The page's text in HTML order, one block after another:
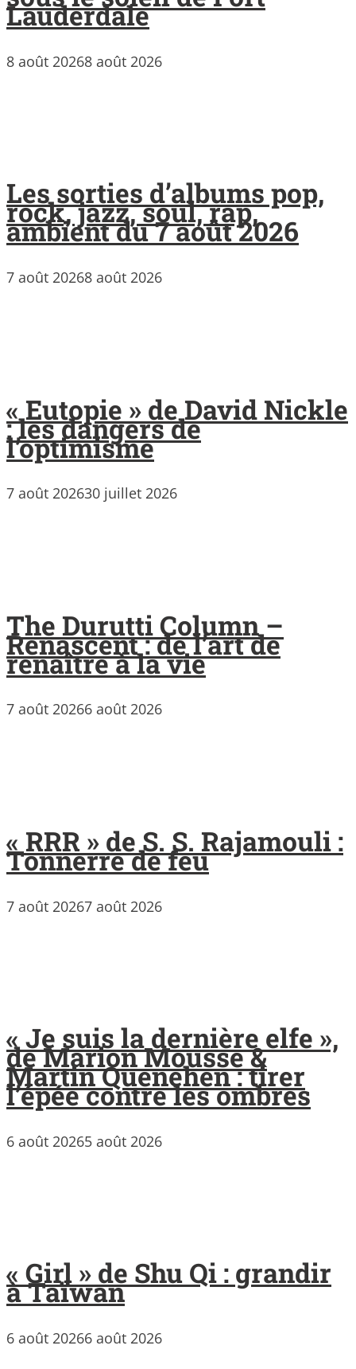
Lauderdale
8 août 20268 août 2026
Les sorties d’albums pop,
rock, jazz, soul, rap,
ambient du 7 août 2026
7 août 20268 août 2026
« Eutopie » de David Nickle
: les dangers de
l’optimisme
7 août 202630 juillet 2026
The Durutti Column –
Renascent : de l’art de
renaître à la vie
7 août 20266 août 2026
« RRR » de S. S. Rajamouli :
Tonnerre de feu
7 août 20267 août 2026
« Je suis la dernière elfe »,
de Marion Mousse &
Martin Quenehen : tirer
l’épée contre les ombres
6 août 20265 août 2026
« Girl » de Shu Qi : grandir
à Taïwan
6 août 20266 août 2026